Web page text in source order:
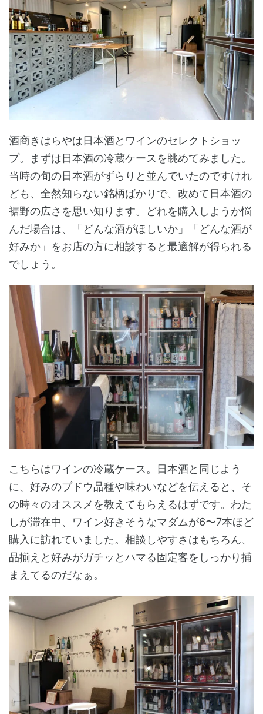
酒商きはらやは日本酒とワインのセレクトショッ
プ。まずは日本酒の冷蔵ケースを眺めてみました。
当時の旬の日本酒がずらりと並んでいたのですけれ
ども、全然知らない銘柄ばかりで、改めて日本酒の
裾野の広さを思い知ります。どれを購入しようか悩
んだ場合は、「どんな酒がほしいか」「どんな酒が
好みか」をお店の方に相談すると最適解が得られる
でしょう。
こちらはワインの冷蔵ケース。日本酒と同じよう
に、好みのブドウ品種や味わいなどを伝えると、そ
の時々のオススメを教えてもらえるはずです。わた
しが滞在中、ワイン好きそうなマダムが6〜7本ほど
購入に訪れていました。相談しやすさはもちろん、
品揃えと好みがガチッとハマる固定客をしっかり捕
まえてるのだなぁ。